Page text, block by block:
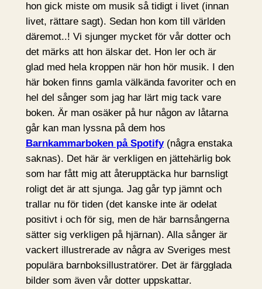
hon gick miste om musik så tidigt i livet (innan
livet, rättare sagt). Sedan hon kom till världen
däremot..! Vi sjunger mycket för vår dotter och
det märks att hon älskar det. Hon ler och är
glad med hela kroppen när hon hör musik. I den
här boken finns gamla välkända favoriter och en
hel del sånger som jag har lärt mig tack vare
boken. Är man osäker på hur någon av låtarna
går kan man lyssna på dem hos
Barnkammarboken på Spotify(några enstaka
saknas). Det här är verkligen en jättehärlig bok
som har fått mig att återupptäcka hur barnsligt
roligt det är att sjunga. Jag går typ jämnt och
trallar nu för tiden (det kanske inte är odelat
positivt i och för sig, men de här barnsångerna
sätter sig verkligen på hjärnan). Alla sånger är
vackert illustrerade av några av Sveriges mest
populära barnboksillustratörer. Det är färgglada
bilder som även vår dotter uppskattar.